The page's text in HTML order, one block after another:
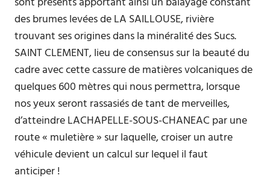
des brumes levées de LA SAILLOUSE, rivière
trouvant ses origines dans la minéralité des Sucs.
SAINT CLEMENT, lieu de consensus sur la beauté du
cadre avec cette cassure de matières volcaniques de
quelques 600 mètres qui nous permettra, lorsque
nos yeux seront rassasiés de tant de merveilles,
d’atteindre LACHAPELLE-SOUS-CHANEAC par une
route « muletière » sur laquelle, croiser un autre
véhicule devient un calcul sur lequel il faut
anticiper !